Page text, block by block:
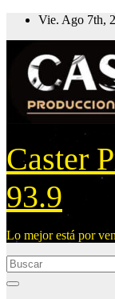
Vie. Ago 7th,
Caster
93.9
Lo mejor está por